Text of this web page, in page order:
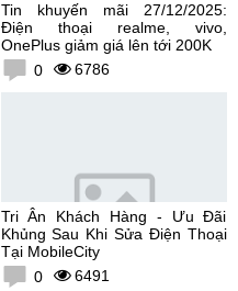
Tin khuyến mãi 27/12/2025:
Điện thoại realme, vivo,
OnePlus giảm giá lên tới 200K
0
6786
Tri Ân Khách Hàng - Ưu Đãi
Khủng Sau Khi Sửa Điện Thoại
Tại MobileCity
0
6491